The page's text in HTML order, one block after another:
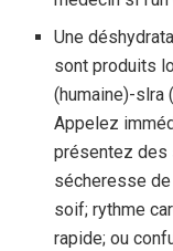
Une
sont produits
(humaine)-slra
Appelez
présentez des
sécheresse de
soif; rythme
rapide; ou